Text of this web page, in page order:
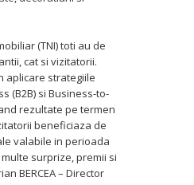
(TNI) toti au de
cat si vizitatorii.
aplicare strategiile
(B2B) si Business-to-
rezultate pe termen
beneficiaza de
valabile in perioada
surprize, premii si
BERCEA – Director